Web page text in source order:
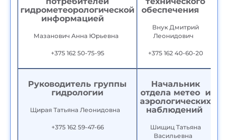
гидрометеорологической
информацией
Мазанович Анна Юрьевна
+375 162 50-75-95
обеспечения
Внук Дмитрий
Леонидович
+375 162 40-60-20
Руководитель группы
гидрологии
Щирая Татьяна Леонидовна
+375 162 59-47-66
Начальник
отдела метео и
аэрологических
наблюдений
Шищиц Татьяна
Васильевна